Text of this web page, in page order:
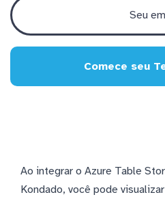
Comece seu
Ao integrar o Azure Table
Kondado, você pode